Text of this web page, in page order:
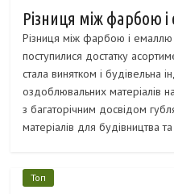
Різниця між фарбою
Різниця між фарбою і емаллю
поступилися достатку
стала винятком і будівельна
оздоблювальних матеріалів
з багаторічним досвідом
матеріалів для будівництва
Топ